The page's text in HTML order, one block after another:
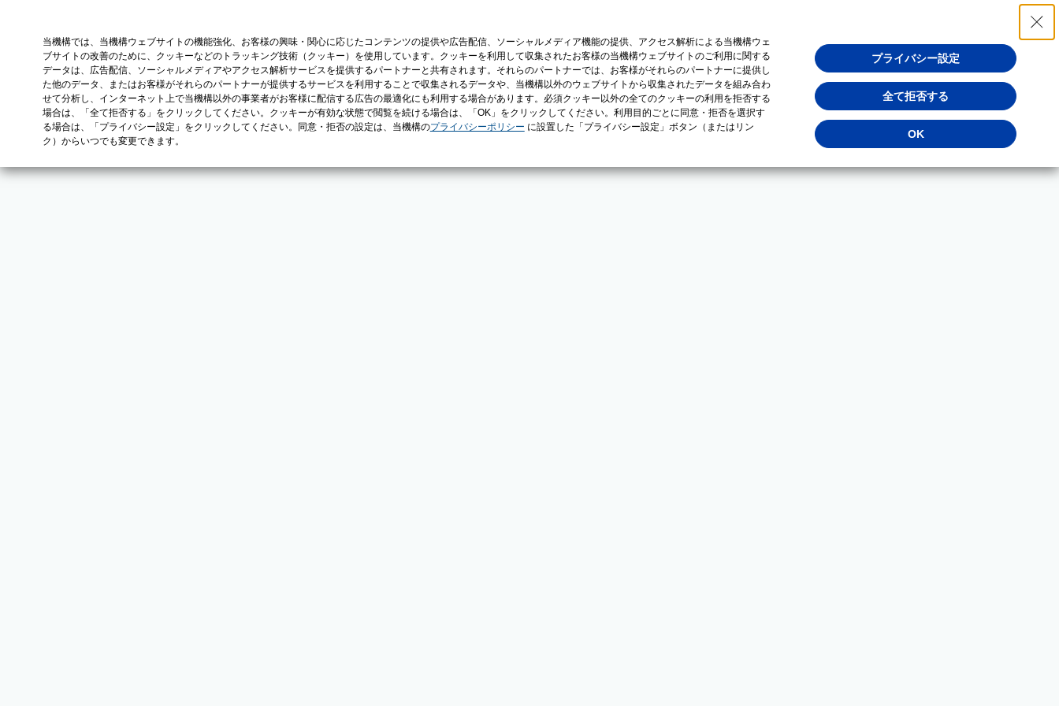
当機構では、当機構ウェブサイトの機能強化、お客様の興味・関心に応じたコンテンツの提供や広告配信、ソーシャルメディア機能の提供、アクセス解析による当機構ウェ
ブサイトの改善のために、クッキーなどのトラッキング技術（クッキー）を使用しています。クッキーを利用して収集されたお客様の当機構ウェブサイトのご利用に関する
データは、広告配信、ソーシャルメディアやアクセス解析サービスを提供するパートナーと共有されます。それらのパートナーでは、お客様がそれらのパートナーに提供し
た他のデータ、またはお客様がそれらのパートナーが提供するサービスを利用することで収集されるデータや、当機構以外のウェブサイトから収集されたデータを組み合わ
せて分析し、インターネット上で当機構以外の事業者がお客様に配信する広告の最適化にも利用する場合があります。必須クッキー以外の全てのクッキーの利用を拒否する
場合は、「全て拒否する」をクリックしてください。クッキーが有効な状態で閲覧を続ける場合は、「OK」をクリックしてください。利用目的ごとに同意・拒否を選択す
る場合は、「プライバシー設定」をクリックしてください。同意・拒否の設定は、当機構のプライバシーポリシー に設置した「プライバシー設定」ボタン（またはリン
ク）からいつでも変更できます。
プライバシー設定
全て拒否する
OK